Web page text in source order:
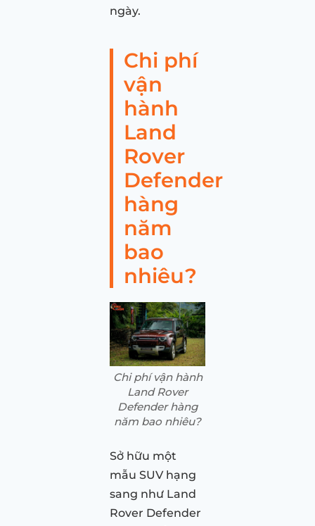
ngày.
Chi phí
vận
hành
Land
Rover
Defender
hàng
năm
bao
nhiêu?
Chi phí vận hành
Land Rover
Defender hàng
năm bao nhiêu?
Sở hữu một
mẫu SUV hạng
sang như Land
Rover Defender